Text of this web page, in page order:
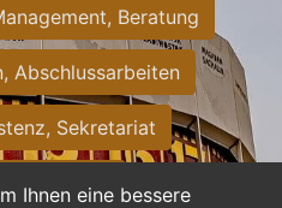
Ihnen eine bessere
Beratung
Abschlussarbeiten
Sekretariat